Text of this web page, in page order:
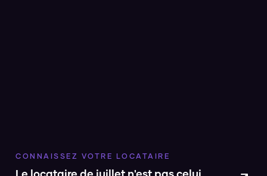
CONNAISSEZ VOTRE LOCATAIRE